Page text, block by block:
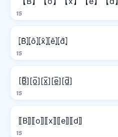
15
15
⦏B̂⦎⦏ô⦎⦏x̂⦎⦏ê⦎⦏d̂⦎
15
[B̲̅][o̲̅][x̲̅][e̲̅][d̲̅]
15
⟦B⟧⟦o⟧⟦x⟧⟦e⟧⟦d⟧